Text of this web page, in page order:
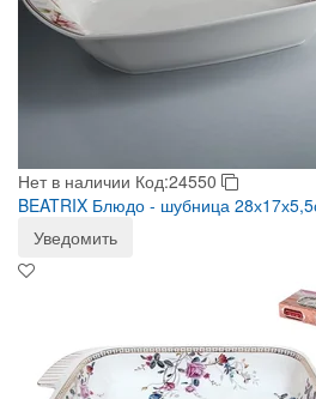
Нет в наличии Код:24550
BEATRIX Блюдо - шубница
Уведомить